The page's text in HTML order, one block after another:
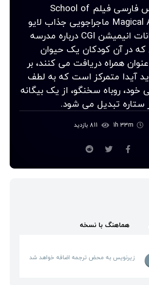
دانلود زیرنویس فارسی فیلم School of
Magical Animals 2021 ماجراجویی جذاب لایو
اکشن با حیوانات انیمیشن CGI درباره مدرسه
که در آن کودکان یک حیوان
همراه دریافت می کنند، بر
آیدا متمرکز است که به لطف
خود، روباه سخنگو، از یک بیگانه
ستاره تبدیل می شود.
هماهنگ با نسخه
زیرنویس به محض ترجمه اضافه خواهد شد